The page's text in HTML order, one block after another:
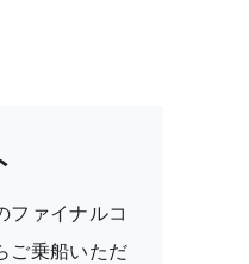
ファイナルコ
ご乗船いただ